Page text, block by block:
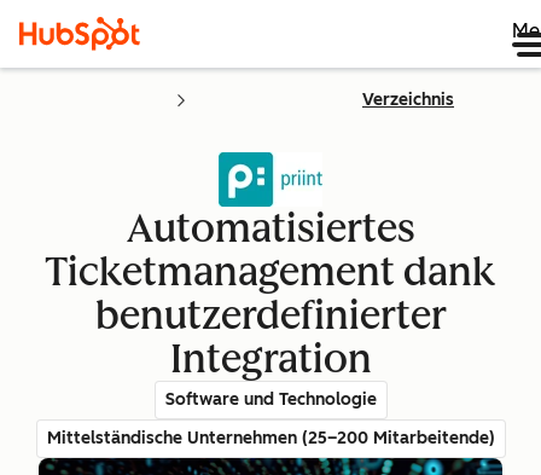
Verzeichnis
Automatisiertes
Ticketmanagement dank
benutzerdefinierter
Integration
Software und Technologie
Mittelständische Unternehmen (25–200 Mitarbeitende)